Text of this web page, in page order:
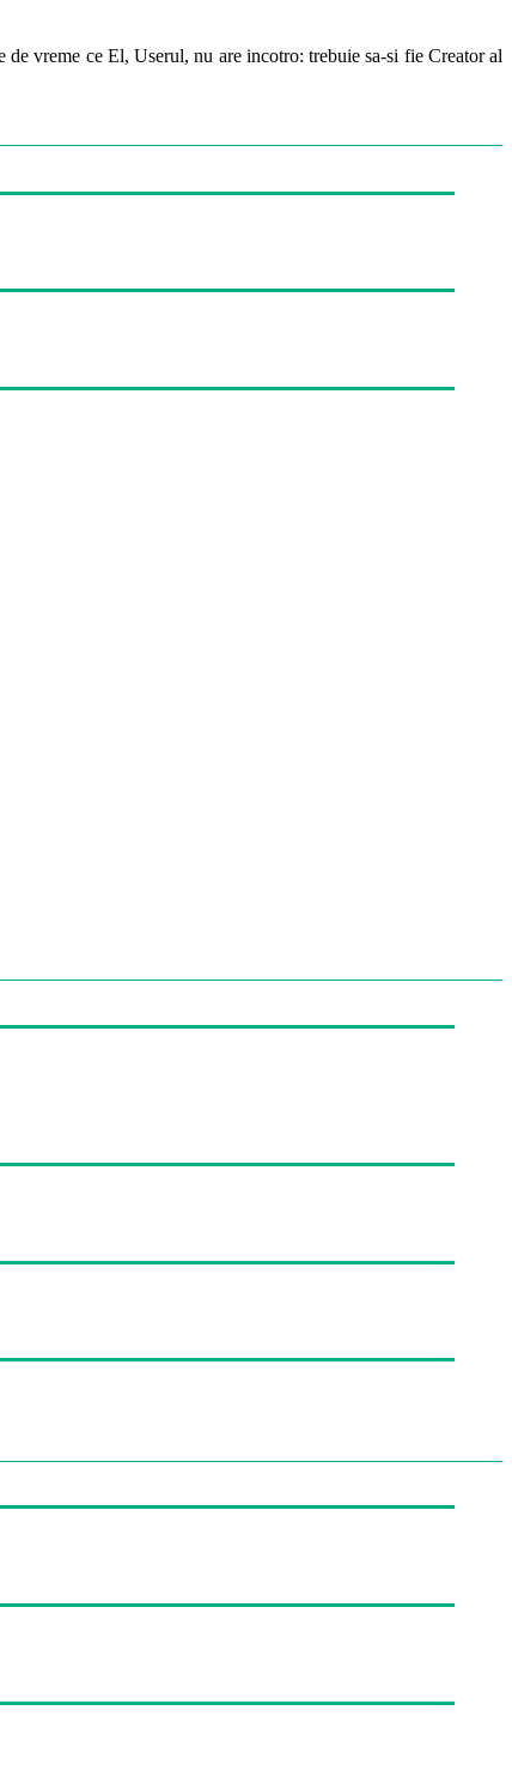
vreme ce El, Userul, nu are incotro: trebuie sa-si fie Creator al